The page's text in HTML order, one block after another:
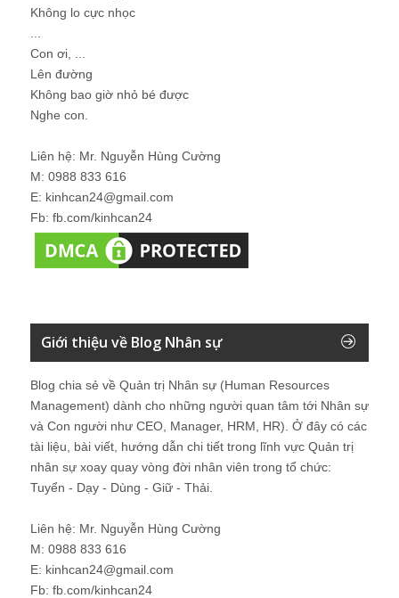
Không lo cực nhọc
Con ơi, ...
Lên đường
Không bao giờ nhỏ bé được
Nghe con.
Liên hệ: Mr. Nguyễn Hùng Cường
M: 0988 833 616
E: kinhcan24@gmail.com
Fb: fb.com/kinhcan24
Giới thiệu về Blog Nhân sự
Blog chia sẻ về Quản trị Nhân sự (Human Resources
Management) dành cho những người quan tâm tới Nhân sự
và Con người như CEO, Manager, HRM, HR). Ở đây có các
tài liệu, bài viết, hướng dẫn chi tiết trong lĩnh vực Quản trị
nhân sự xoay quay vòng đời nhân viên trong tổ chức:
Tuyển - Dạy - Dùng - Giữ - Thải.
Liên hệ: Mr. Nguyễn Hùng Cường
M: 0988 833 616
E: kinhcan24@gmail.com
Fb: fb.com/kinhcan24